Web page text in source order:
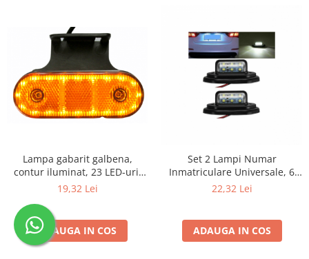
Lampa gabarit galbena,
contur iluminat, 23 LED-uri,
cu suport
19,32 Lei
ADAUGA IN COS
Set 2 Lampi Numar
Inmatriculare Universale, 6
LED-uri, 12V-24V, Lumina Alb
22,32 Lei
ADAUGA IN COS